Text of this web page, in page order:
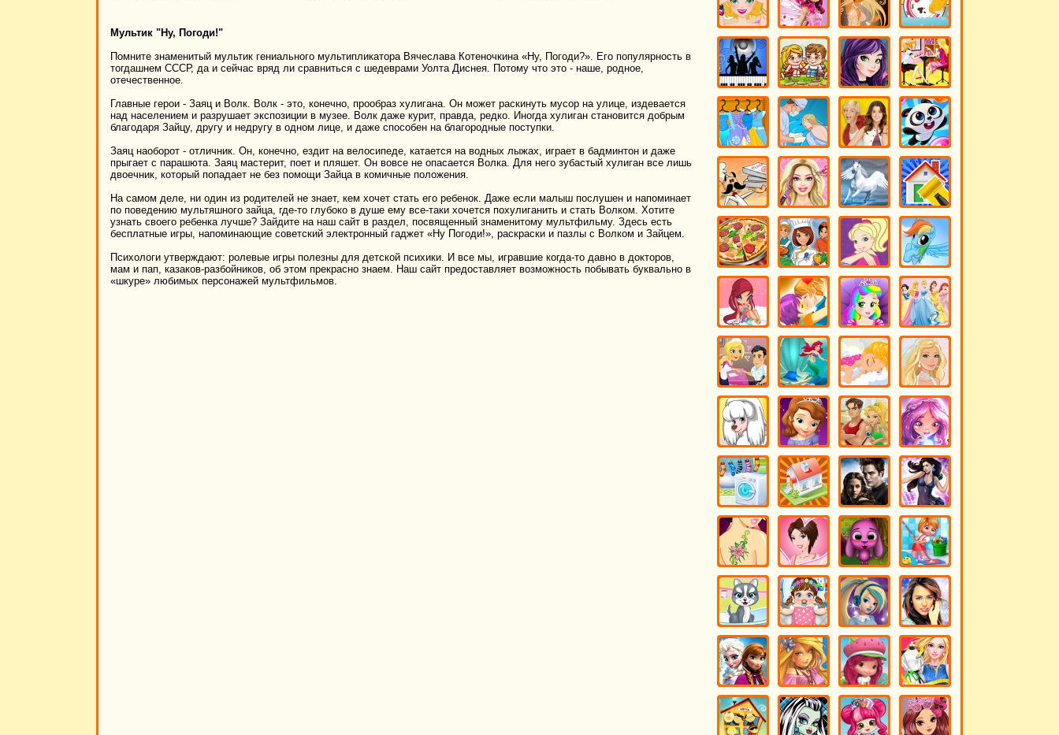
Мультик "Ну, Погоди!"
Помните знаменитый мультик гениального мультипликатора Вячеслава Котеночкина «Ну, Погоди?». Его популярность в
тогдашнем СССР, да и сейчас вряд ли сравниться с шедеврами Уолта Диснея. Потому что это - наше, родное,
отечественное.
Главные герои - Заяц и Волк. Волк - это, конечно, прообраз хулигана. Он может раскинуть мусор на улице, издевается
над населением и разрушает экспозиции в музее. Волк даже курит, правда, редко. Иногда хулиган становится добрым
благодаря Зайцу, другу и недругу в одном лице, и даже способен на благородные поступки.
Заяц наоборот - отличник. Он, конечно, ездит на велосипеде, катается на водных лыжах, играет в бадминтон и даже
прыгает с парашюта. Заяц мастерит, поет и пляшет. Он вовсе не опасается Волка. Для него зубастый хулиган все лишь
двоечник, который попадает не без помощи Зайца в комичные положения.
На самом деле, ни один из родителей не знает, кем хочет стать его ребенок. Даже если малыш послушен и напоминает
по поведению мультяшного зайца, где-то глубоко в душе ему все-таки хочется похулиганить и стать Волком. Хотите
узнать своего ребенка лучше? Зайдите на наш сайт в раздел, посвященный знаменитому мультфильму. Здесь есть
бесплатные игры, напоминающие советский электронный гаджет «Ну Погоди!», раскраски и пазлы с Волком и Зайцем.
Психологи утверждают: ролевые игры полезны для детской психики. И все мы, игравшие когда-то давно в докторов,
мам и пап, казаков-разбойников, об этом прекрасно знаем. Наш сайт предоставляет возможность побывать буквально в
«шкуре» любимых персонажей мультфильмов.